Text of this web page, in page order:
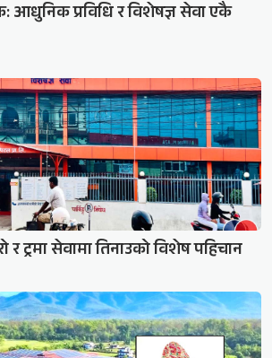
आधुनिक प्रविधि र विशेषज्ञ सेवा एकै
र ट्रमा सेवामा तिनाउको विशेष पहिचान